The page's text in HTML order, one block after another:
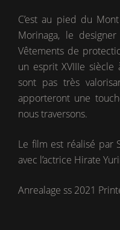
C’est au pied du
Morinaga, le
Vêtements de
un esprit XVIIIe siècle
sont pas très
apporteront une
nous traversons.
Le film est réalisé par
avec l’actrice Hirate
Anrealage ss 2021